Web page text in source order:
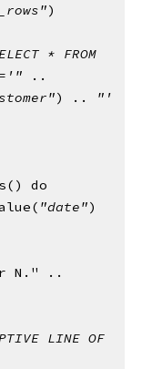
)
* FROM
..
) ..
"'
do
"date")
LINE OF